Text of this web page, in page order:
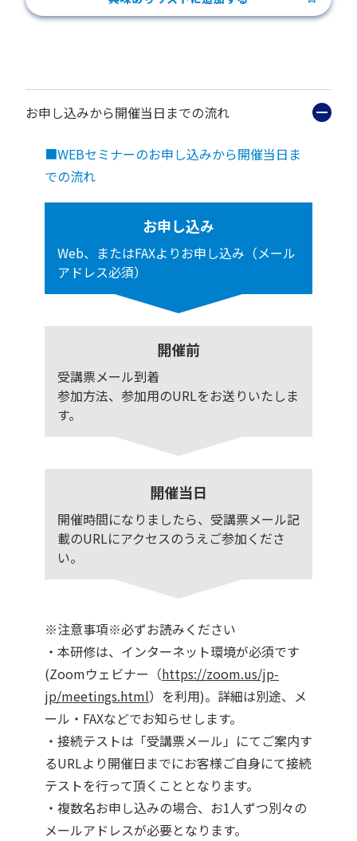
お申し込みから開催当日までの流れ
■WEBセミナーのお申し込みから開催当日ま
での流れ
お申し込み
Web、またはFAXよりお申し込み（メール
アドレス必須）
開催前
受講票メール到着
参加方法、参加用のURLをお送りいたしま
す。
開催当日
開催時間になりましたら、受講票メール記
載のURLにアクセスのうえご参加くださ
い。
※注意事項※必ずお読みください
・本研修は、インターネット環境が必須です
(Zoomウェビナー（https://zoom.us/jp-
jp/meetings.html）を利用)。詳細は別途、メ
ール・FAXなどでお知らせします。
・接続テストは「受講票メール」にてご案内す
るURLより開催日までにお客様ご自身にて接続
テストを行って頂くこととなります。
・複数名お申し込みの場合、お1人ずつ別々の
メールアドレスが必要となります。